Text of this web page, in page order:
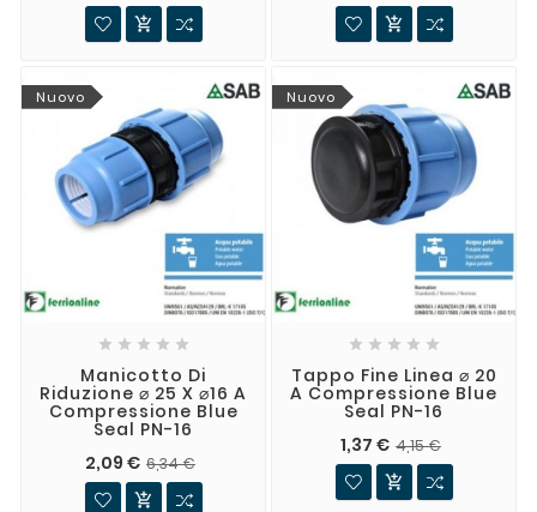
 
Nuovo
    
Manicotto Di
Riduzione ⌀ 25 X ⌀16 A
Compressione Blue
Seal PN-16
2,09 € 6,34 €

Nuovo
    
Tappo Fine Linea ⌀ 20
A Compressione Blue
Seal PN-16
1,37 € 4,15 €
